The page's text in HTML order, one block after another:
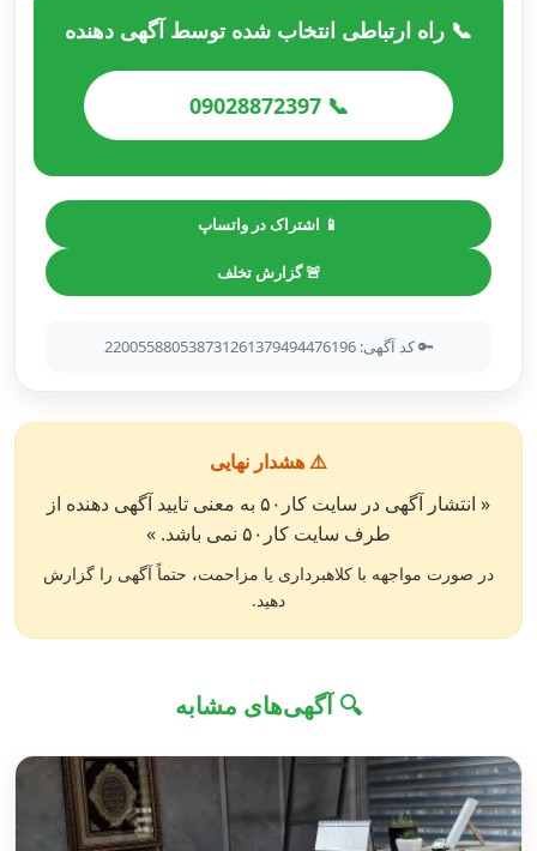
📞 راه ارتباطی انتخاب شده توسط آگهی دهنده
📞 09028872397
📱 اشتراک در واتساپ
🚨 گزارش تخلف
🔑 کد آگهی: 220055880538731261379494476196
⚠️ هشدار نهایی
« انتشار آگهی در سایت کار۵۰ به معنی تایید آگهی دهنده از
طرف سایت کار۵۰ نمی باشد. »
در صورت مواجهه با کلاهبرداری یا مزاحمت، حتماً آگهی را گزارش
دهید.
🔍 آگهی‌های مشابه